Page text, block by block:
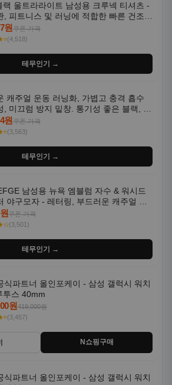
랙 울트라라이트 남성용 크루넥 티셔츠 -
, 피트니스 및 러닝에 적합한 빠른 건조,
좋은 수분 흡수 반팔 운동복
원쿠폰 가격
(4,518)
테무인기 →
캐주얼 운동 러닝화, 가볍고 충격 흡수
, 미끄럼 방지 밑창. 통기성 좋은 블랙, 화
플 그라데이션 색상
원쿠폰 가격
(3,563)
테무인기 →
남성용 뉴욕 엠블럼 자수 & 워시드
야구모자 - 레터링, 부드러운 캐주얼 모
스타일
쿠폰 가격
(3,501)
테무인기 →
식파트너 올인포케이 - 삼성 갤럭시 워치
투스 40mm
원419,000원
(3,457)
N쇼핑구매
식파트너 올인포케이 - 삼성 갤럭시 워치